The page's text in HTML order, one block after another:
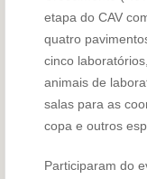
etapa do CAV
quatro
cinco
animais de
salas para as
copa e outros
Participaram do